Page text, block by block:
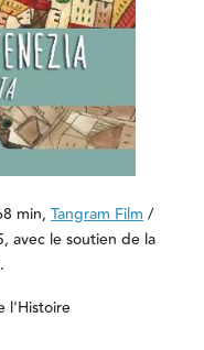
min, Tangram Film/
avec le soutien de la
l'Histoire